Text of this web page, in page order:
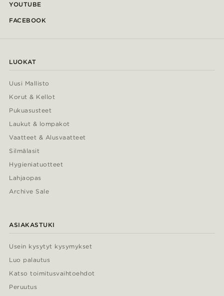
YOUTUBE
FACEBOOK
LUOKAT
Uusi Mallisto
Korut & Kellot
Pukuasusteet
Laukut & lompakot
Vaatteet & Alusvaatteet
Silmälasit
Hygieniatuotteet
Lahjaopas
Archive Sale
ASIAKASTUKI
Usein kysytyt kysymykset
Luo palautus
Katso toimitusvaihtoehdot
Peruutus